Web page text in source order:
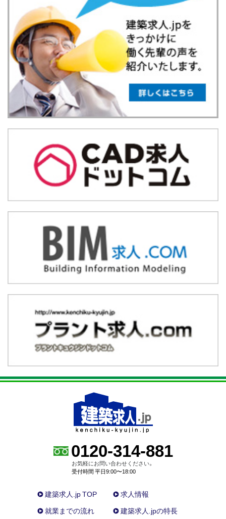
0120-314-881
お気軽にお問い合わせください。
受付時間 平日9:00〜18:00
建築求人.jp TOP
求人情報
就業までの流れ
建築求人.jpの特長